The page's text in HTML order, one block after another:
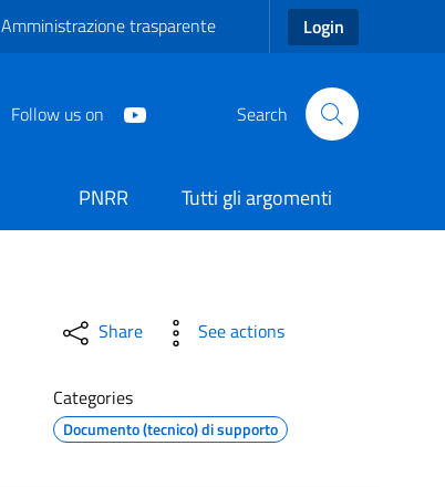
Amministrazione trasparente Login
Follow us on Search
PNRR
Tutti gli argomenti
Share See actions
Categories
Documento (tecnico) di supporto